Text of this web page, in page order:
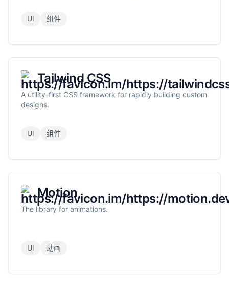
UI 组件
Tailwind CSS
A utility-first CSS framework for rapidly building custom
designs.
UI 组件
Motion
The library for animations.
UI 动画